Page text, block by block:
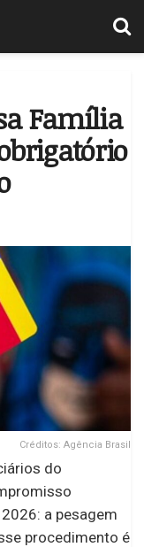
Família
Créditos: Agência Brasil
do
a pesagem
procedimento é